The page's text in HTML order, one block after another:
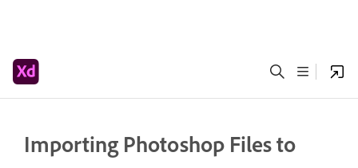
Importing Photoshop Files to